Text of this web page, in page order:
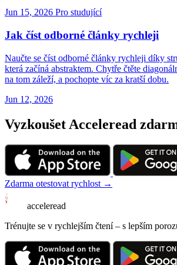
Jun 15, 2026 Pro studující
Jak číst odborné články rychleji
Naučte se číst odborné články rychleji díky
která začíná abstraktem. Chytře čtěte
na tom záleží, a pochopte víc za kratší dobu.
Jun 12, 2026
Vyzkoušet Acceleread
Zdarma otestovat rychlost →
acceleread
Trénujte se v rychlejším čtení – s lepším